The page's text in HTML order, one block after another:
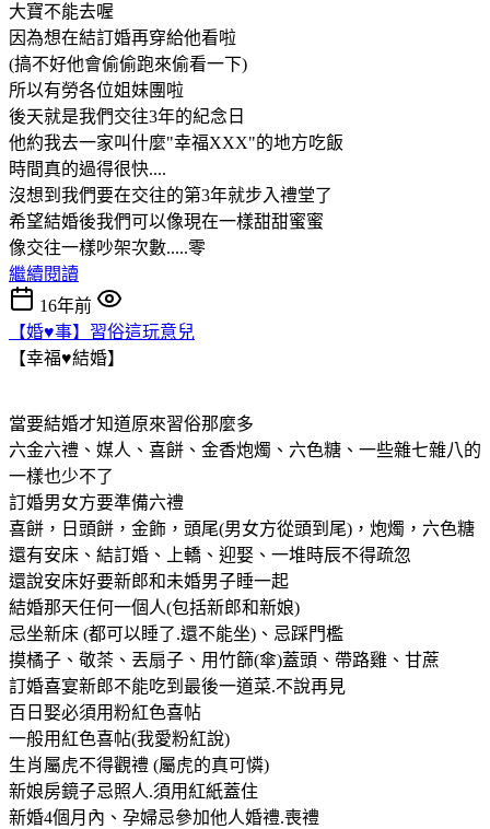
大寶不能去喔
因為想在結訂婚再穿給他看啦
(搞不好他會偷偷跑來偷看一下)
所以有勞各位姐妹團啦
後天就是我們交往3年的紀念日
他約我去一家叫什麼"幸福XXX"的地方吃飯
時間真的過得很快....
沒想到我們要在交往的第3年就步入禮堂了
希望結婚後我們可以像現在一樣甜甜蜜蜜
像交往一樣吵架次數.....零
繼續閱讀
16年前
【婚♥事】習俗這玩意兒
【幸福♥結婚】
當要結婚才知道原來習俗那麼多
六金六禮、媒人、喜餅、金香炮燭、六色糖、一些雜七雜八的
一樣也少不了
訂婚男女方要準備六禮
喜餅，日頭餅，金飾，頭尾(男女方從頭到尾)，炮燭，六色糖
還有安床、結訂婚、上轎、迎娶、一堆時辰不得疏忽
還說安床好要新郎和未婚男子睡一起
結婚那天任何一個人(包括新郎和新娘)
忌坐新床 (都可以睡了.還不能坐)、忌踩門檻
摸橘子、敬茶、丟扇子、用竹篩(傘)蓋頭、帶路雞、甘蔗
訂婚喜宴新郎不能吃到最後一道菜.不說再見
百日娶必須用粉紅色喜帖
一般用紅色喜帖(我愛粉紅說)
生肖屬虎不得觀禮 (屬虎的真可憐)
新娘房鏡子忌照人.須用紅紙蓋住
新婚4個月內、孕婦忌參加他人婚禮.喪禮